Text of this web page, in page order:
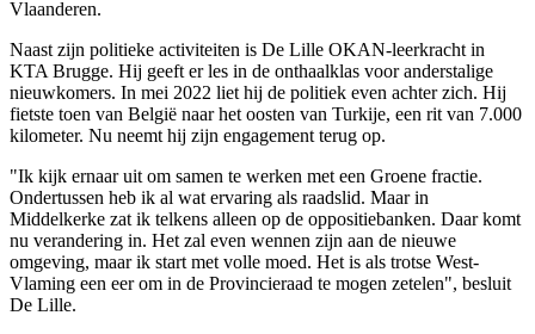
Vlaanderen.
Naast zijn politieke activiteiten is De Lille OKAN-leerkracht in
KTA Brugge. Hij geeft er les in de onthaalklas voor anderstalige
nieuwkomers. In mei 2022 liet hij de politiek even achter zich. Hij
fietste toen van België naar het oosten van Turkije, een rit van 7.000
kilometer. Nu neemt hij zijn engagement terug op.
"Ik kijk ernaar uit om samen te werken met een Groene fractie.
Ondertussen heb ik al wat ervaring als raadslid. Maar in
Middelkerke zat ik telkens alleen op de oppositiebanken. Daar komt
nu verandering in. Het zal even wennen zijn aan de nieuwe
omgeving, maar ik start met volle moed. Het is als trotse West-
Vlaming een eer om in de Provincieraad te mogen zetelen", besluit
De Lille.